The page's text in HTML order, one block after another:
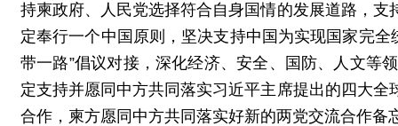
持柬政府、人民党选择符合自身国情的发展道路，
定奉行一个中国原则，坚决支持中国为实现国家完全
带一路”倡议对接，深化经济、安全、国防、人文等
定支持并愿同中方共同落实习近平主席提出的四大
合作，柬方愿同中方共同落实好新的两党交流合作备